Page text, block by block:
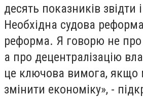
десять показників звідти
Необхідна судова
реформа. Я говорю не про
а про децентралізацію
це ключова вимога, якщо
змінити економіку», -